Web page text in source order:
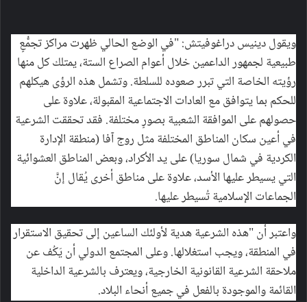
ويقول دينيس دراغوفيتش: "في الوضع الحالي ظهرت مراكز تجمُّعٍ
طبيعية لجمهور الداعمين خلال أعوام الصراع الستة، يمتلك كل منها
رؤيته الخاصة التي تبرر صعوده للسلطة. وتشمل هذه الرؤى هيكلهم
للحكم بما يتوافق مع العادات الاجتماعية المقبولة، علاوة على
حصولهم على الموافقة الشعبية بصورٍ مختلفة. فقد تحققت الشرعية
في أعين سكان المناطق المختلفة مثل روج آفا (منطقة الإدارة
الكردية في شمال سوريا) على يد الأكراد، وبعض المناطق العشوائية
التي يسيطر عليها الأسد، علاوة على مناطق أخرى يُقال إنَّ
الجماعات الإسلامية تُسيطر عليها.
واعتبر أن "هذه الشرعية هدية لأولئك الساعين إلى تحقيق الاستقرار
في المنطقة، ويجب استغلالها. وعلى المجتمع الدولي أن يَكُف عن
ملاحقة الشرعية القانونية الخارجية، ويعترف بالشرعية الداخلية
القائمة والموجودة بالفعل في جميع أنحاء البلاد.